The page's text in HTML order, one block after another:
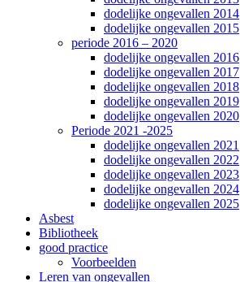
dodelijke ongevallen 2014
dodelijke ongevallen 2015
periode 2016 – 2020
dodelijke ongevallen 2016
dodelijke ongevallen 2017
dodelijke ongevallen 2018
dodelijke ongevallen 2019
dodelijke ongevallen 2020
Periode 2021 -2025
dodelijke ongevallen 2021
dodelijke ongevallen 2022
dodelijke ongevallen 2023
dodelijke ongevallen 2024
dodelijke ongevallen 2025
Asbest
Bibliotheek
good practice
Voorbeelden
Leren van ongevallen